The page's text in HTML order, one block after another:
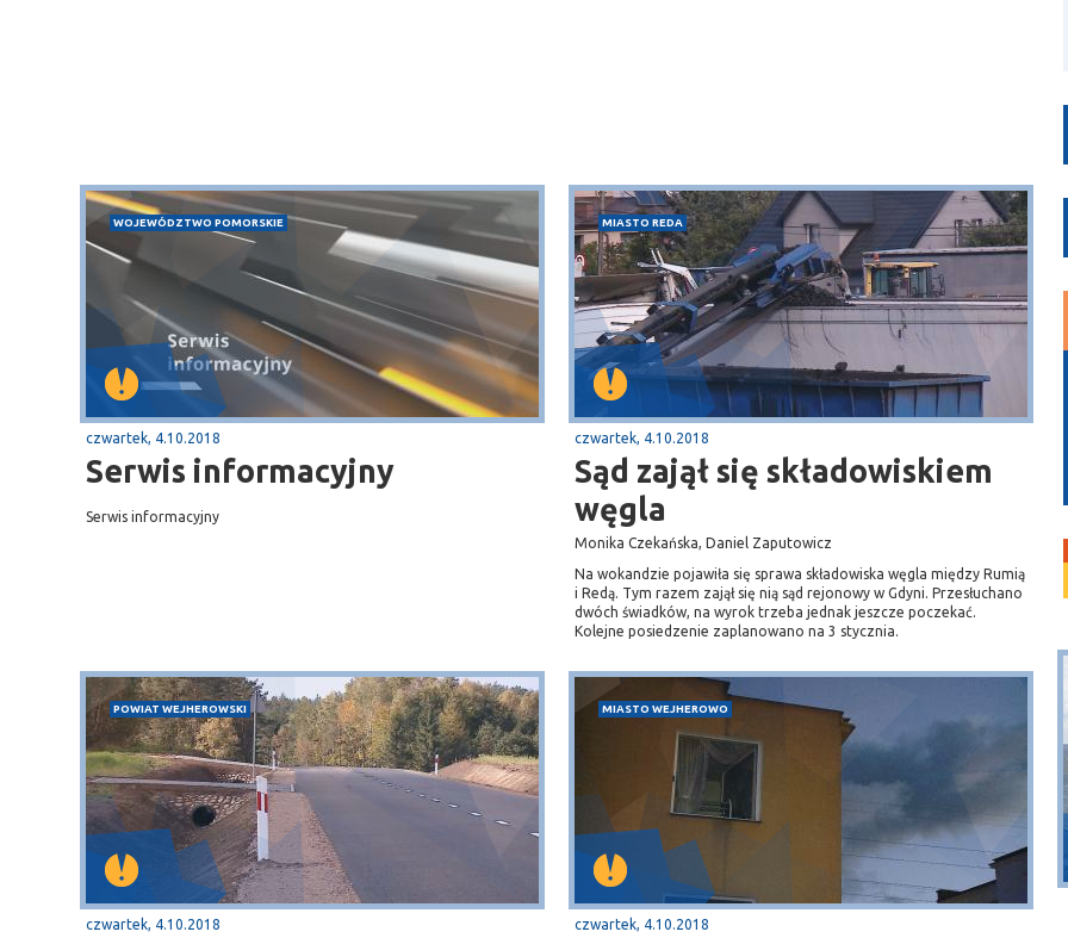
WOJEWÓDZTWO POMORSKIE
czwartek, 4.10.2018
Serwis informacyjny
Serwis informacyjny
MIASTO REDA
czwartek, 4.10.2018
Sąd zajął się składowiskiem
węgla
Monika Czekańska, Daniel Zaputowicz
Na wokandzie pojawiła się sprawa składowiska węgla między Rumią
i Redą. Tym razem zajął się nią sąd rejonowy w Gdyni. Przesłuchano
dwóch świadków, na wyrok trzeba jednak jeszcze poczekać.
Kolejne posiedzenie zaplanowano na 3 stycznia.
POWIAT WEJHEROWSKI
czwartek, 4.10.2018
MIASTO WEJHEROWO
czwartek, 4.10.2018
Puck
Przystań, molo
Dębki
plaża